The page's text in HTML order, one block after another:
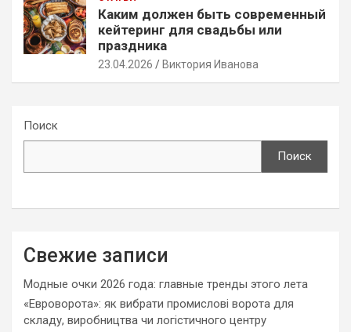
Каким должен быть современный
кейтеринг для свадьбы или
праздника
23.04.2026 Виктория Иванова
Поиск
Поиск
Свежие записи
Модные очки 2026 года: главные тренды этого лета
«Евроворота»: як вибрати промислові ворота для
складу, виробництва чи логістичного центру